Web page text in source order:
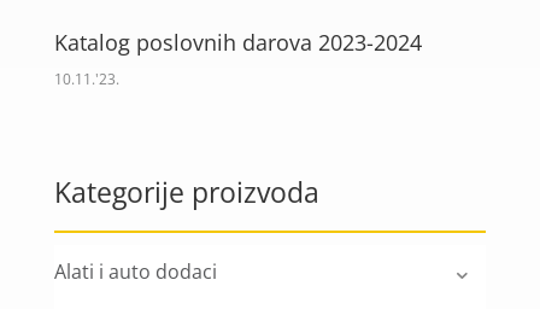
Katalog poslovnih darova 2023-2024
10.11.'23.
Kategorije proizvoda
Alati i auto dodaci